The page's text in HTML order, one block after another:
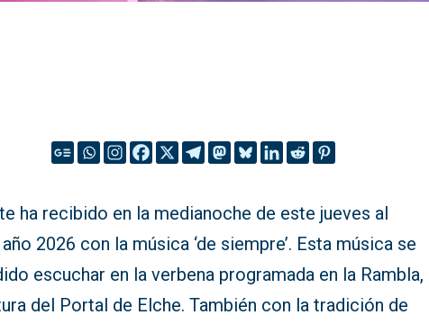
ha recibido en la medianoche de este jueves al
2026 con la música ‘de siempre’. Esta música se
escuchar en la verbena programada en la Rambla,
del Portal de Elche. También con la tradición de